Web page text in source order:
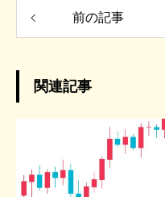
前の記事
関連記事